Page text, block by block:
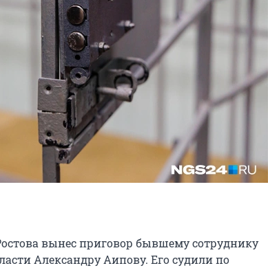
вынес приговор бывшему сотруднику
Александру Аипову. Его судили по